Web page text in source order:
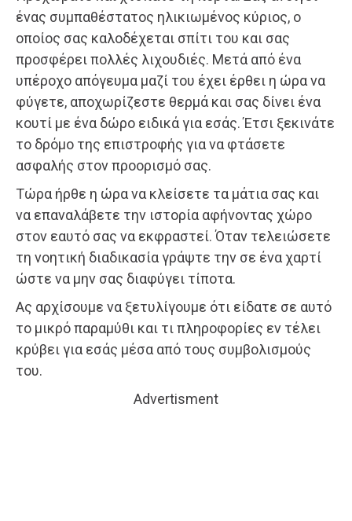
ένας συμπαθέστατος ηλικιωμένος κύριος, ο
οποίος σας καλοδέχεται σπίτι του και σας
προσφέρει πολλές λιχουδιές. Μετά από ένα
υπέροχο απόγευμα μαζί του έχει έρθει η ώρα να
φύγετε, αποχωρίζεστε θερμά και σας δίνει ένα
κουτί με ένα δώρο ειδικά για εσάς. Έτσι ξεκινάτε
το δρόμο της επιστροφής για να φτάσετε
ασφαλής στον προορισμό σας.
Τώρα ήρθε η ώρα να κλείσετε τα μάτια σας και
να επαναλάβετε την ιστορία αφήνοντας χώρο
στον εαυτό σας να εκφραστεί. Όταν τελειώσετε
τη νοητική διαδικασία γράψτε την σε ένα χαρτί
ώστε να μην σας διαφύγει τίποτα.
Ας αρχίσουμε να ξετυλίγουμε ότι είδατε σε αυτό
το μικρό παραμύθι και τι πληροφορίες εν τέλει
κρύβει για εσάς μέσα από τους συμβολισμούς
του.
Advertisment